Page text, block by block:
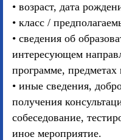
• возраст, дата
• класс /
• сведения об
интересующем
программе, предметах
• иные сведения,
получения
собеседование,
иное мероприятие.